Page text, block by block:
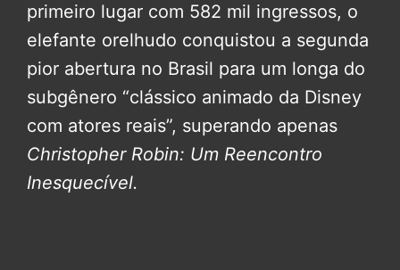
primeiro lugar com 582 mil ingressos, o
elefante orelhudo conquistou a segunda
pior abertura no Brasil para um longa do
subgênero “clássico animado da Disney
com atores reais”, superando apenas
Christopher Robin: Um Reencontro
Inesquecível.